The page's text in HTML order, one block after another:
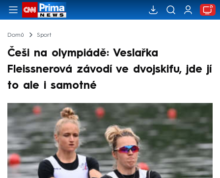
Domů Sport
Češi na olympiádě: Veslařka
Fleissnerová závodí ve dvojskifu, jde jí
to ale i samotné